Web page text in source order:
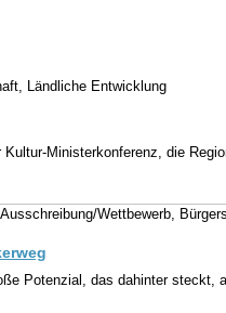
Ländliche Entwicklung
Ministerkonferenz, die
Wettbewerb,
Potenzial, das dahinter